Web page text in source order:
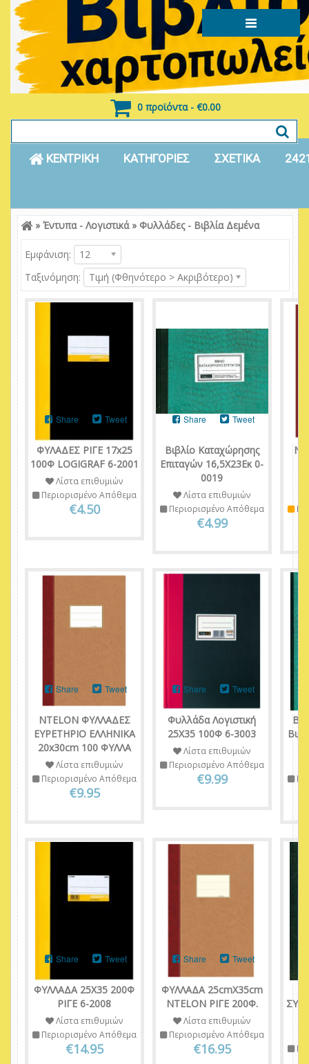
0 προϊόντα - €0.00
ΚΕΝΤΡΙΚΗ ΚΑΤΗΓΟΡΙΕΣ ΣΧΕΤΙΚΑ
Είσοδος Εγγραφή
» Έντυπα - Λογιστικά» Φυλλάδες - Βιβλία Δεμένα
Εμφάνιση:
12
Ταξινόμηση:
Τιμή (Φθηνότερο > Ακριβότερο)
ΦΥΛΑΔΕΣ ΡΙΓΕ 17x25
100Φ LOGIGRAF 6-2001
Share Tweet
Λίστα επιθυμιών
Περιορισμένο Απόθεμα
€4.50
Βιβλίο Kαταχώρησης
Επιταγών 16,5Χ23Εκ 0-
0019
Share Tweet
Λίστα επιθυμιών
Περιορισμένο Απόθεμα
€4.99
NTELON ΦΥΛΛΑΔΕΣ
ΕΥΡΕΤΗΡΙΟ ΕΛΛΗΝΙΚΑ
20x30cm 100 ΦΥΛΛΑ
Share Tweet
Λίστα επιθυμιών
Περιορισμένο Απόθεμα
€9.95
Φυλλάδα Λογιστική
25X35 100Φ 6-3003
Share Tweet
Λίστα επιθυμιών
Περιορισμένο Απόθεμα
€9.99
ΦΥΛΛΑΔΑ 25Χ35 200Φ
ΡΙΓΕ 6-2008
Share Tweet
Λίστα επιθυμιών
Περιορισμένο Απόθεμα
€14.95
ΦΥΛΛΑΔΑ 25cmΧ35cm
NTELON ΡΙΓΕ 200Φ.
Share Tweet
Λίστα επιθυμιών
Περιορισμένο Απόθεμα
€16.95